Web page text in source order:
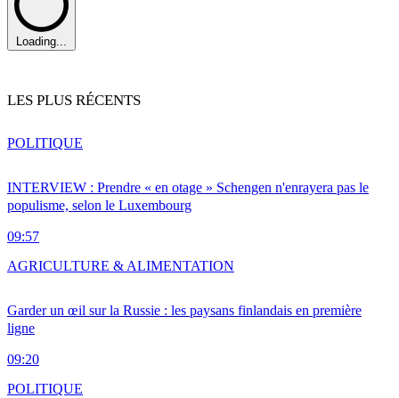
Loading...
LES PLUS RÉCENTS
INTERVIEW : Prendre « en otage » Schengen n'enrayera pas le
populisme, selon le Luxembourg
09:57
POLITIQUE
Garder un œil sur la Russie : les paysans finlandais en première
ligne
09:20
AGRICULTURE & ALIMENTATION
POLITIQUE